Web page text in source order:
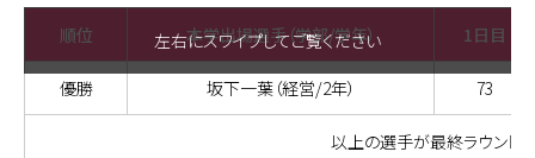
左右にスワイプしてご覧ください
順位 本学出場選手（学部/学年） 1日目
優勝 坂下一葉（経営/2年） 73
以上の選手が最終ラウンド